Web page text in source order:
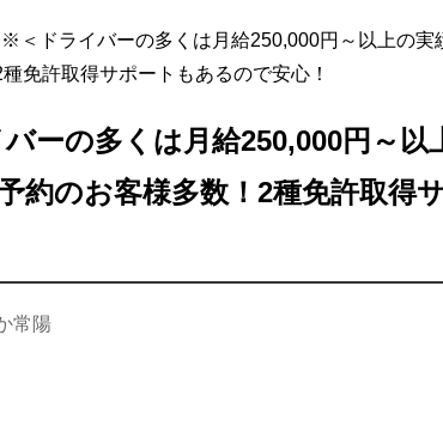
＜ドライバーの多くは月給250,000円～以上の実
免許取得サポートもあるので安心！
ーの多くは月給250,000円～以
約のお客様多数！2種免許取得
常陽